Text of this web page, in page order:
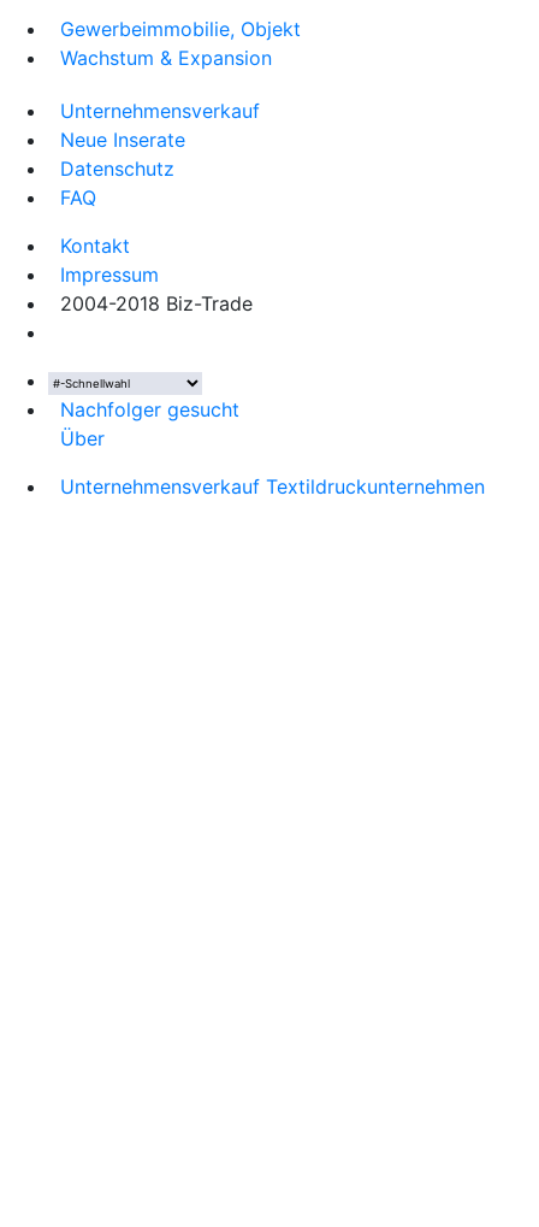
Gewerbeimmobilie, Objekt
Wachstum & Expansion
Unternehmensverkauf
Neue Inserate
Datenschutz
FAQ
Kontakt
Impressum
2004-2018 Biz-Trade
Nachfolger gesucht
Über
Unternehmensverkauf Textildruckunternehmen